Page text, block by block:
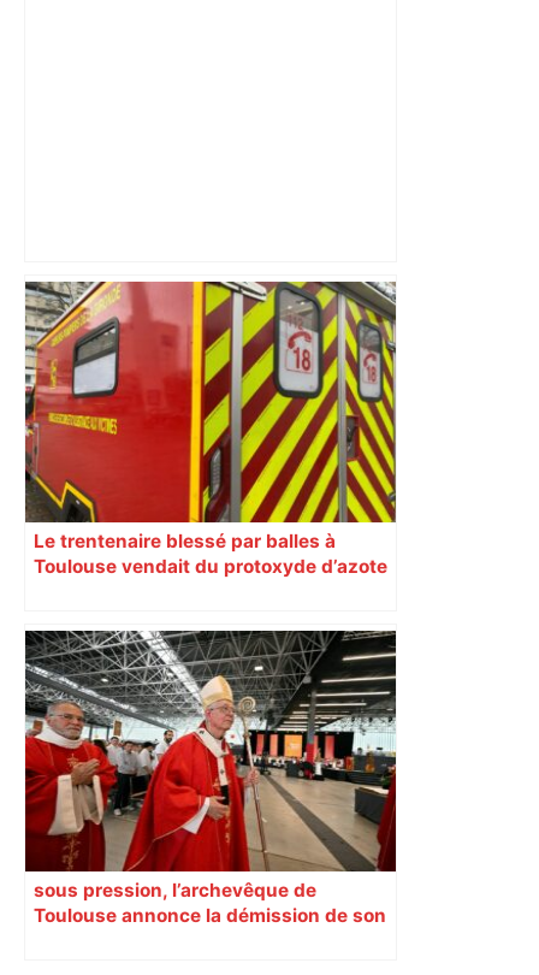
Le trentenaire blessé par balles à
Toulouse vendait du protoxyde d'azote
: les pistes des enquêteurs – Actu.fr
Le trentenaire blessé par balles à
Toulouse vendait du protoxyde d’azote
sous pression, l’archevêque de
Toulouse annonce la démission de son